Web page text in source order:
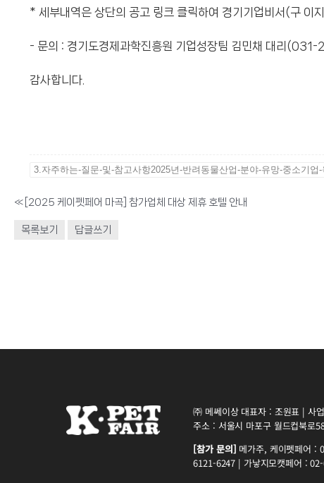
* 세부내역은 상단의 공고 링크 클릭하여 경기기업비서(구 이
- 문의 : 경기도경제과학진흥원 기업성장팀 김민채 대리
감사합니다.
3.자주하는-질문-및-참고사항2025년-반려동물산업-분야-유망-중소기업
« [2025 케이펫페어 마곡] 참가업체 대상 제휴 호텔 안내
목록보기 답글쓰기
㈜ 메쎄이상 대표자 : 조원표 | 사
주소 : 서울시 마포구 월드컵북로
[참가 문의] 메가주, 케이펫페어 :
6121-6247 | 가낳지모캣페어 :